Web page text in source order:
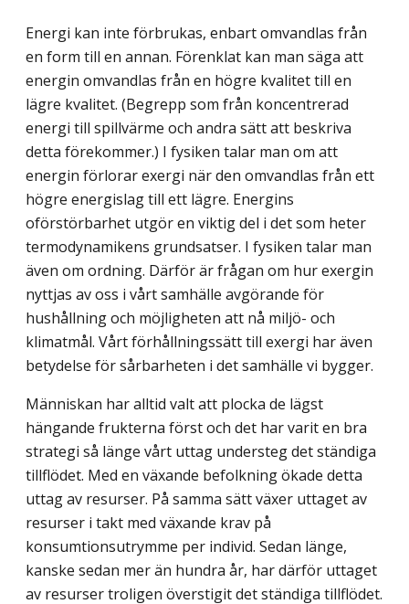
Energi kan inte förbrukas, enbart omvandlas från
en form till en annan. Förenklat kan man säga att
energin omvandlas från en högre kvalitet till en
lägre kvalitet. (Begrepp som från koncentrerad
energi till spillvärme och andra sätt att beskriva
detta förekommer.) I fysiken talar man om att
energin förlorar exergi när den omvandlas från ett
högre energislag till ett lägre. Energins
oförstörbarhet utgör en viktig del i det som heter
termodynamikens grundsatser. I fysiken talar man
även om ordning. Därför är frågan om hur exergin
nyttjas av oss i vårt samhälle avgörande för
hushållning och möjligheten att nå miljö- och
klimatmål. Vårt förhållningssätt till exergi har även
betydelse för sårbarheten i det samhälle vi bygger.
Människan har alltid valt att plocka de lägst
hängande frukterna först och det har varit en bra
strategi så länge vårt uttag understeg det ständiga
tillflödet. Med en växande befolkning ökade detta
uttag av resurser. På samma sätt växer uttaget av
resurser i takt med växande krav på
konsumtionsutrymme per individ. Sedan länge,
kanske sedan mer än hundra år, har därför uttaget
av resurser troligen överstigit det ständiga tillflödet.